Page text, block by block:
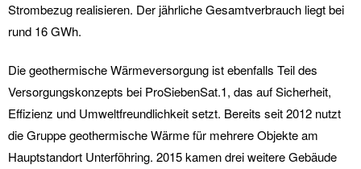
Strombezug realisieren. Der jährliche Gesamtverbrauch liegt bei
rund 16 GWh.
Die geothermische Wärmeversorgung ist ebenfalls Teil des
Versorgungskonzepts bei ProSiebenSat.1, das auf Sicherheit,
Effizienz und Umweltfreundlichkeit setzt. Bereits seit 2012 nutzt
die Gruppe geothermische Wärme für mehrere Objekte am
Hauptstandort Unterföhring. 2015 kamen drei weitere Gebäude